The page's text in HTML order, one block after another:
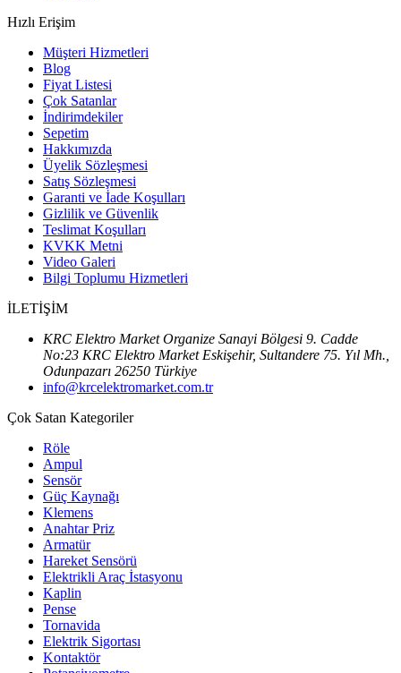
Hızlı Erişim
Müşteri Hizmetleri
Blog
Fiyat Listesi
Çok Satanlar
İndirimdekiler
Sepetim
Hakkımızda
Üyelik Sözleşmesi
Satış Sözleşmesi
Garanti ve İade Koşulları
Gizlilik ve Güvenlik
Teslimat Koşulları
KVKK Metni
Video Galeri
Bilgi Toplumu Hizmetleri
İLETİŞİM
KRC Elektro Market Organize Sanayi Bölgesi 9. Cadde
No:23 KRC Elektro Market Eskişehir, Sultandere 75. Yıl Mh.,
Odunpazarı 26250 Türkiye
info@krcelektromarket.com.tr
Çok Satan Kategoriler
Röle
Ampul
Sensör
Güç Kaynağı
Klemens
Anahtar Priz
Armatür
Hareket Sensörü
Elektrikli Araç İstasyonu
Kaplin
Pense
Tornavida
Elektrik Sigortası
Kontaktör